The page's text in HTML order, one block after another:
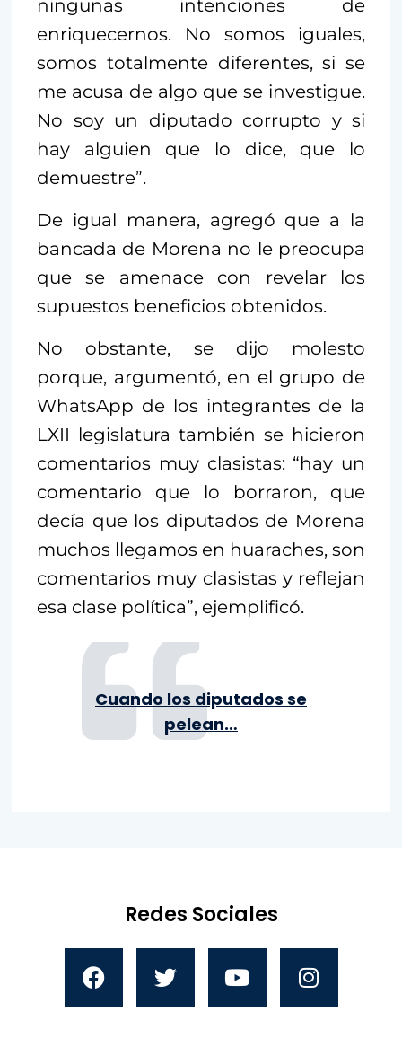
ningunas intenciones de
enriquecernos. No somos iguales,
somos totalmente diferentes, si se
me acusa de algo que se investigue.
No soy un diputado corrupto y si
hay alguien que lo dice, que lo
demuestre”.
De igual manera, agregó que a la
bancada de Morena no le preocupa
que se amenace con revelar los
supuestos beneficios obtenidos.
No obstante, se dijo molesto
porque, argumentó, en el grupo de
WhatsApp de los integrantes de la
LXII legislatura también se hicieron
comentarios muy clasistas: “hay un
comentario que lo borraron, que
decía que los diputados de Morena
muchos llegamos en huaraches, son
comentarios muy clasistas y reflejan
esa clase política”, ejemplificó.
Cuando los diputados se
pelean…
Redes Sociales